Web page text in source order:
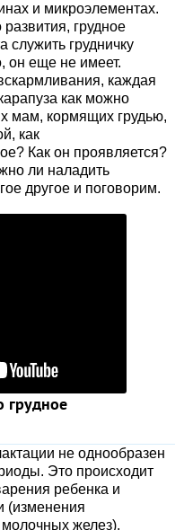
и микроэлементах.
грудное
служить грудничку
он еще не имеет.
каждая
как можно
мам, кормящих грудью,
как
Как он проявляется?
ли наладить
другое и поговорим.
грудное
не однообразен
Это происходит
ребенка и
(изменения
желез).